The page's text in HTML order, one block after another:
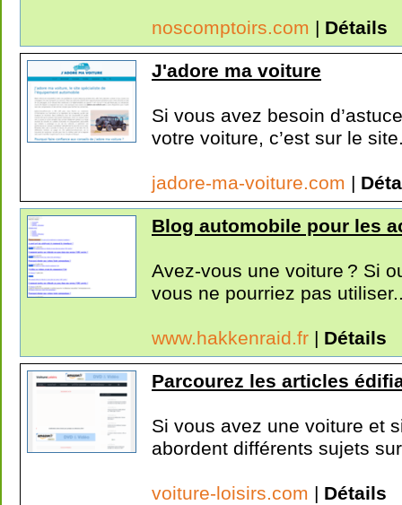
noscomptoirs.com | Détails
J'adore ma voiture
Si vous avez besoin
votre voiture, c’est sur le
jadore-ma-voiture.com |
Blog automobile pour les
Avez-vous une voiture ? Si
vous ne pourriez pas
www.hakkenraid.fr | Détails
Parcourez les articles
Si vous avez une voiture et
abordent différents sujets
voiture-loisirs.com | Détails